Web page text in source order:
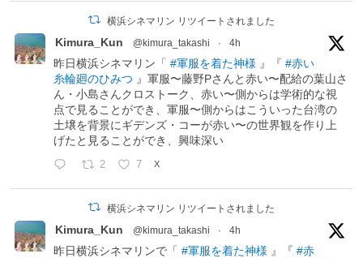
横浜シネマリン リツイートされました
Kimura_Kun @kimura_takashi · 4h
昨日横浜シネマリン「#軍服を着た神様 』『#赤い
糸輪廻のひみつ 』軍服〜藤野Pさんと赤い〜配給の葉山さ
ん・小島さんクロストーク、赤い〜側からは学術的な視
点で見ることができ、軍服〜側からはこういった台湾の
土壌を背景にギデンズ・コーが赤い〜の世界観を作り上
げたと見ることができ、興味深い
2 7 X
横浜シネマリン リツイートされました
Kimura_Kun @kimura_takashi · 4h
昨日横浜シネマリンで「#軍服を着た神様 』『#赤